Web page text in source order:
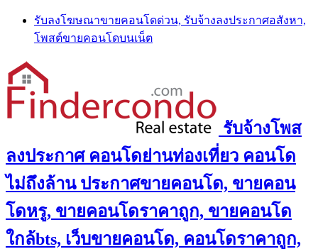
Skip
content
รับลงโฆษณาขายคอนโดด่วน, รับจ้างลงประกาศอสังหา,
โพสต์ขายคอนโดบนเน็ต
รับจ้างโพส
ลงประกาศ คอนโดย่านท่องเที่ยว คอนโด
ไม่ถึงล้าน ประกาศขายคอนโด, ขายคอน
โดหรู, ขายคอนโดราคาถูก, ขายคอนโด
ใกล้bts, เว็บขายคอนโด, คอนโดราคาถูก,